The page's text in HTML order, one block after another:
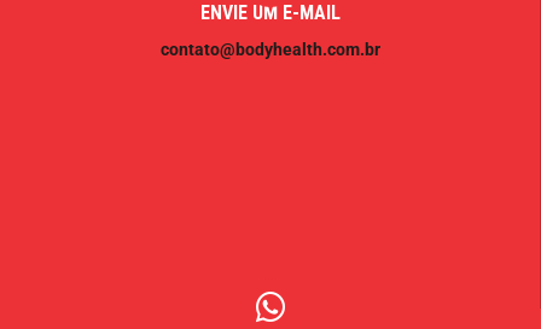
ENVIE UM E-MAIL
contato@bodyhealth.com.br